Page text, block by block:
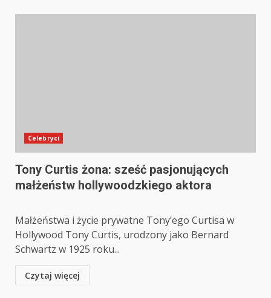
Celebryci
Tony Curtis żona: sześć pasjonujących
małżeństw hollywoodzkiego aktora
Małżeństwa i życie prywatne Tony’ego Curtisa w
Hollywood Tony Curtis, urodzony jako Bernard
Schwartz w 1925 roku...
Czytaj więcej